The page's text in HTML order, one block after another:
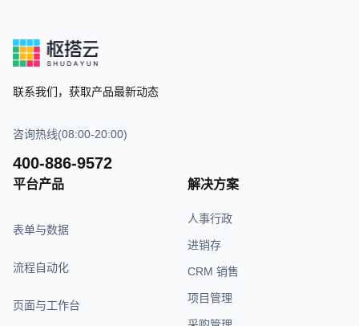
联系我们，获取产品最新动态
咨询热线(08:00-20:00)
400-886-9572
平台产品
表单与数据
流程自动化
页面与工作台
解决方案
人事行政
进销存
CRM 销售
项目管理